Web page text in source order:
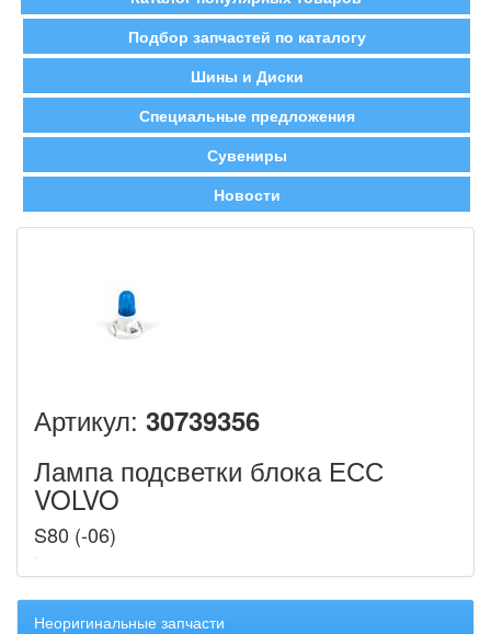
Подбор запчастей по каталогу
Шины и Диски
Специальные предложения
Сувениры
Новости
Артикул: 30739356
Лампа подсветки блока ЕСС
VOLVO
S80 (-06)
Неоригинальные запчасти